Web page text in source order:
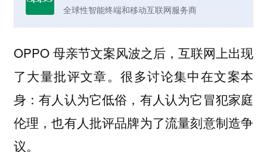
全球性智能终端和移动互联网服务商
OPPO 母亲节文案风波之后，互联网上出现
了大量批评文章。很多讨论集中在文案本
身：有人认为它低俗，有人认为它冒犯家庭
伦理，也有人批评品牌为了流量刻意制造争
议。